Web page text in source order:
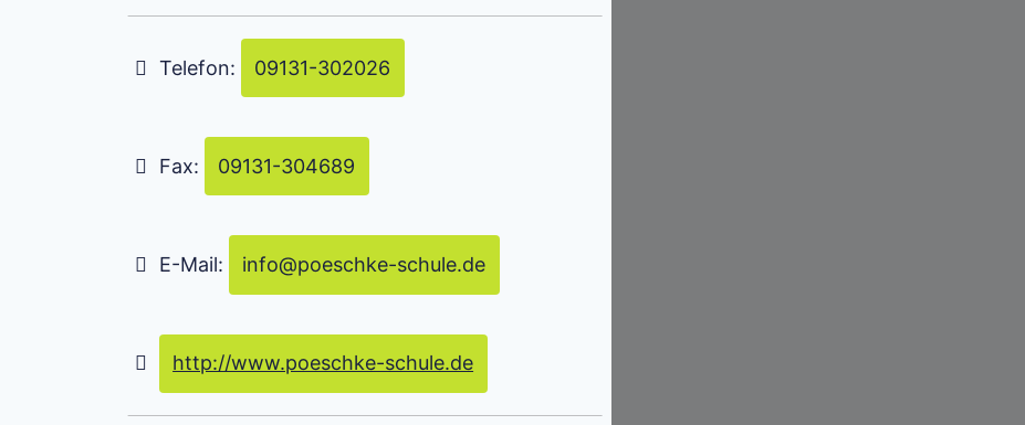
Telefon: 09131-302026
Fax: 09131-304689
E-Mail: info@poeschke-schule.de
http://www.poeschke-schule.de